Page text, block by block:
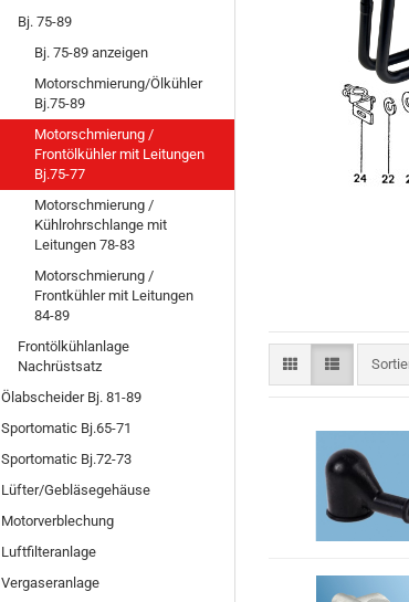
Bj. 75-89
Bj. 75-89 anzeigen
Motorschmierung/Ölkühler
Bj.75-89
Motorschmierung /
Frontölkühler mit Leitungen
Bj.75-77
Motorschmierung /
Kühlrohrschlange mit
Leitungen 78-83
Motorschmierung /
Frontkühler mit Leitungen
84-89
Frontölkühlanlage
Nachrüstsatz
Ölabscheider Bj. 81-89
Sportomatic Bj.65-71
Sportomatic Bj.72-73
Lüfter/Gebläsegehäuse
Motorverblechung
Luftfilteranlage
Vergaseranlage